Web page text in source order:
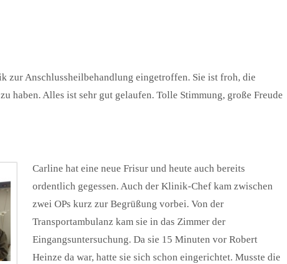
zur Anschlussheilbehandlung eingetroffen. Sie ist froh, die
haben. Alles ist sehr gut gelaufen. Tolle Stimmung, große Freude
Carline hat eine neue Frisur und heute auch bereits
ordentlich gegessen. Auch der Klinik-Chef kam zwischen
zwei OPs kurz zur Begrüßung vorbei. Von der
Transportambulanz kam sie in das Zimmer der
Eingangsuntersuchung. Da sie 15 Minuten vor Robert
Heinze da war, hatte sie sich schon eingerichtet. Musste die